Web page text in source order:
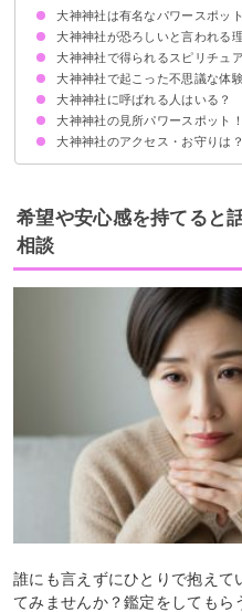
大神神社は有名なパワースポット
大神神社が恐ろしいと言われる
三輪山には登ってはいけないと
大神神社で白蛇を見る人もいる
不思議な体験をする人がいる
結界が張られて辿り着けない場
ご利益がすごすぎる
大神神社で得られるスピリチュ
①産業の発展
②縁結び
③交通安全
④病気平癒
⑤五穀豊穣
大神神社で起こった不思議な体験
①不思議な写真が撮影された
②大神神社を参拝すると不思議
③大神神社で不思議な雲が現れた
④大神神社で登山すると体が軽
大神神社に呼ばれる人はいる？
大神神社の見所パワースポット！
①拝殿
②三ツ鳥居
③夫婦岩
④巳の神杉
⑤なでうさぎ
大神神社のアクセス・お守りは
アクセス
ブレスレット
買えるお守り
御朱印
希望や安心感を持てると
相談
誰にも言えずにひとりで抱えて
てみませんか？鑑定をしても